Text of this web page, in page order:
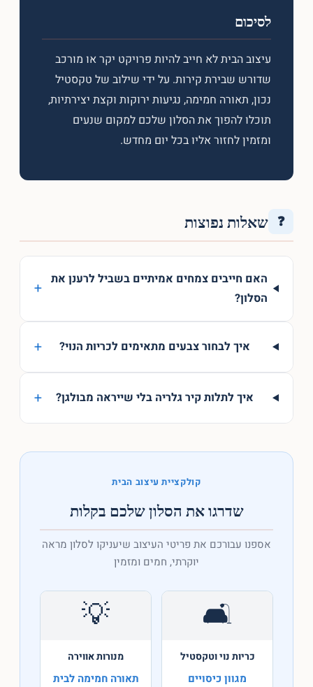
לסיכום
עיצוב הבית לא חייב להיות פרויקט יקר או מורכב
שדורש שבירת קירות. על ידי שילוב של טקסטיל
נכון, תאורה חמימה, נגיעות ירוקות וקצת יצירתיות,
תוכלו להפוך את הסלון שלכם למקום שנעים
ומזמין לחזור אליו בכל יום מחדש.
❓ שאלות נפוצות
האם חייבים צמחים אמיתיים בשביל לרענן את
הסלון?
+
איך לבחור צבעים מתאימים לכריות הנוי? +
איך לתלות קיר גלריה בלי שייראה מבולגן? +
קולקציית עיצוב הבית
שדרגו את הסלון שלכם בקלות
אספנו עבורכם את פריטי העיצוב שיעניקו לסלון מראה
יוקרתי, חמים ומזמין
🛋️
כריות נוי וטקסטיל
מגוון כיסויים
💡
מנורות אווירה
תאורה חמימה לבית